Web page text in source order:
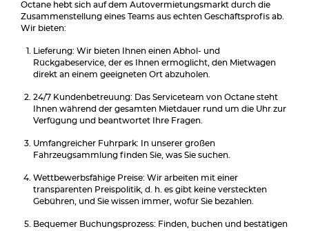
Octane hebt sich auf dem Autovermietungsmarkt durch die
Zusammenstellung eines Teams aus echten Geschäftsprofis ab.
Wir bieten:
Lieferung: Wir bieten Ihnen einen Abhol- und
Rückgabeservice, der es Ihnen ermöglicht, den Mietwagen
direkt an einem geeigneten Ort abzuholen.
24/7 Kundenbetreuung: Das Serviceteam von Octane steht
Ihnen während der gesamten Mietdauer rund um die Uhr zur
Verfügung und beantwortet Ihre Fragen.
Umfangreicher Fuhrpark: In unserer großen
Fahrzeugsammlung finden Sie, was Sie suchen.
Wettbewerbsfähige Preise: Wir arbeiten mit einer
transparenten Preispolitik, d. h. es gibt keine versteckten
Gebühren, und Sie wissen immer, wofür Sie bezahlen.
Bequemer Buchungsprozess: Finden, buchen und bestätigen